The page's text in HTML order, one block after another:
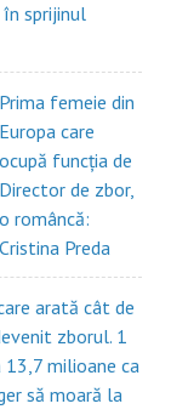
sprijinul
Prima femeie din
Europa care
ocupă funcția de
Director de zbor,
o româncă:
Cristina Preda
arată cât de
zborul. 1
13,7 milioane ca
să moară la